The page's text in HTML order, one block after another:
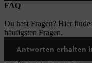
FAQ
Du hast Fragen? Hier
häufigsten Fragen.
Antworten erhalten